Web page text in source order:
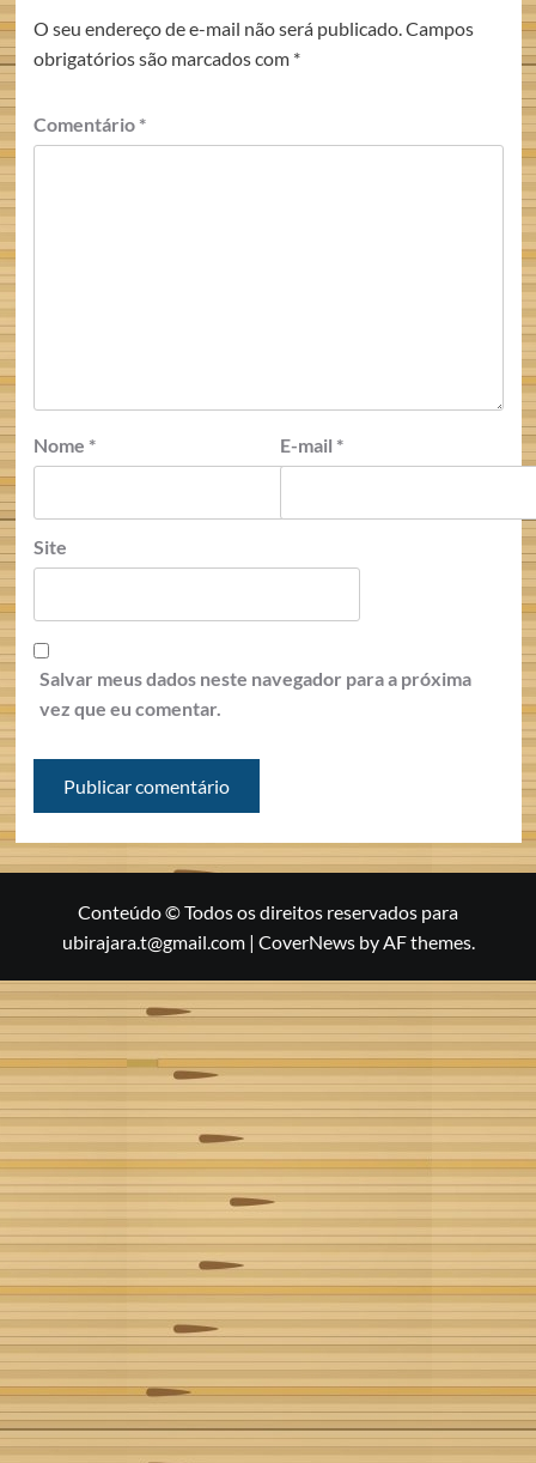
O seu endereço de e-mail não será publicado.Campos
obrigatórios são marcados com *
Comentário *
Nome * E-mail *
Site
Salvar meus dados neste navegador para a próxima
vez que eu comentar.
Conteúdo © Todos os direitos reservados para
ubirajara.t@gmail.com | CoverNewsby AF themes.